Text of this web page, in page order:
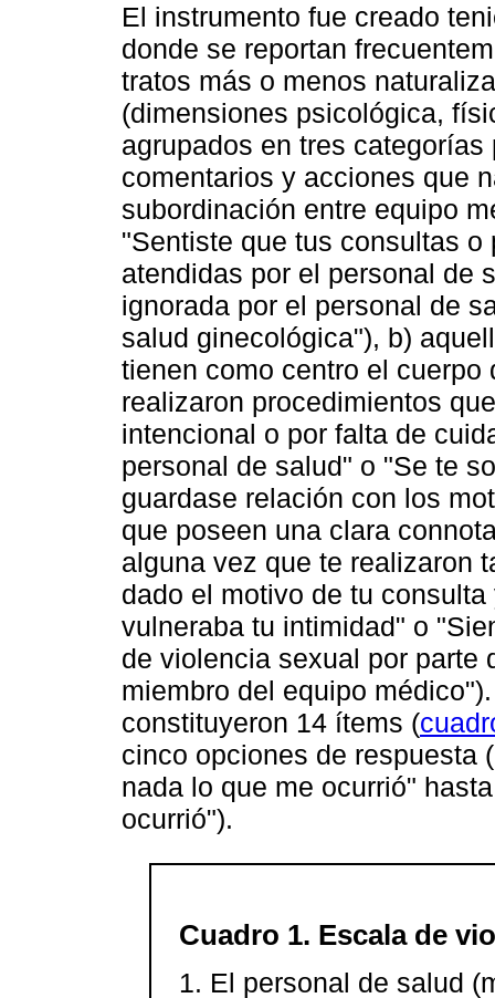
El instrumento fue creado
donde se reportan
tratos más o menos
(dimensiones psicológica,
agrupados en tres
comentarios y acciones que
subordinación entre equipo
"Sentiste que tus consultas
atendidas por el personal de
ignorada por el personal de
salud ginecológica"), b)
tienen como centro el cuerpo
realizaron procedimientos
intencional o por falta de
personal de salud" o "Se te
guardase relación con los
que poseen una clara
alguna vez que te realizaron
dado el motivo de tu
vulneraba tu intimidad" o
de violencia sexual por parte
miembro del equipo
constituyeron 14 ítems (
cinco opciones de respuesta
nada lo que me ocurrió"
ocurrió").
Cuadro 1. Escala de
1. El personal de salud